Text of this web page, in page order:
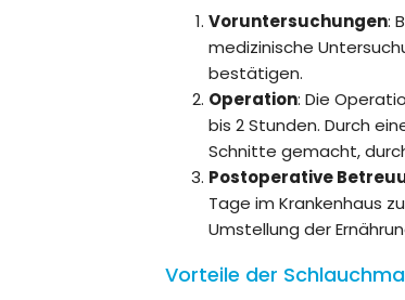
Voruntersuchungen:
medizinische
bestätigen.
Operation: Die
bis 2 Stunden. Durch
Schnitte gemacht,
Postoperative
Tage im Krankenhaus
Umstellung der
Vorteile der